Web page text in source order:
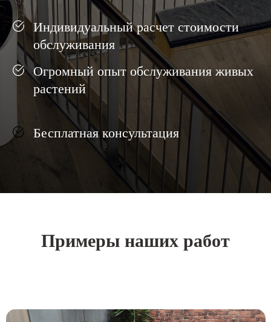
Индивидуальный расчет стоимости
обслуживания
Огромный опыт обслуживания живых
растений
Бесплатная консультация
Примеры наших работ